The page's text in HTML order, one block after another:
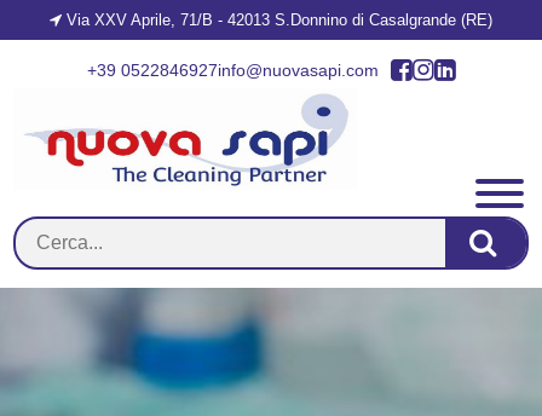
Via XXV Aprile, 71/B - 42013 S.Donnino di Casalgrande (RE)
+39 0522846927info@nuovasapi.com